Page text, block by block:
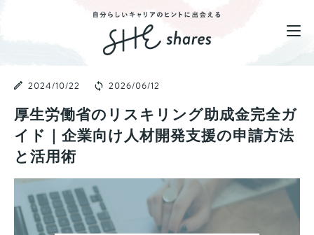
2024/10/22 2026/06/12
厚生労働省のリスキリング助成金完全ガ
イド｜企業向け人材開発支援の申請方法
と活用術